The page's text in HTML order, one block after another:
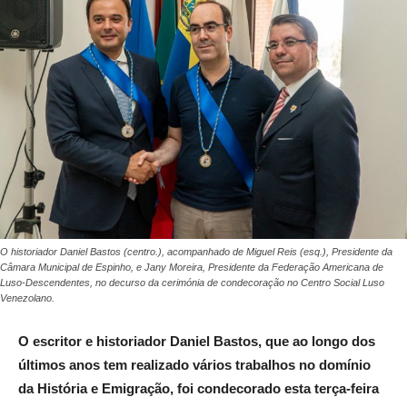
O historiador Daniel Bastos (centro.), acompanhado de Miguel Reis (esq.), Presidente da
Câmara Municipal de Espinho, e Jany Moreira, Presidente da Federação Americana de
Luso-Descendentes, no decurso da cerimónia de condecoração no Centro Social Luso
Venezolano.
O escritor e historiador Daniel Bastos, que ao longo dos
últimos anos tem realizado vários trabalhos no domínio
da História e Emigração, foi condecorado esta terça-feira